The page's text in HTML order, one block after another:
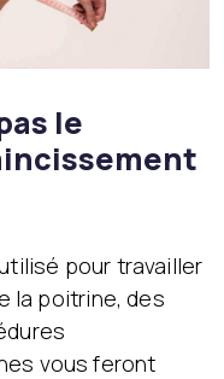
le
pour travailler
la poitrine, des
vous feront